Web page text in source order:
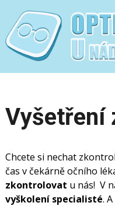
Vyšetření
Chcete si nechat
čas v čekárně očního
zkontrolovat u nás! V
vyškolení specialisté.